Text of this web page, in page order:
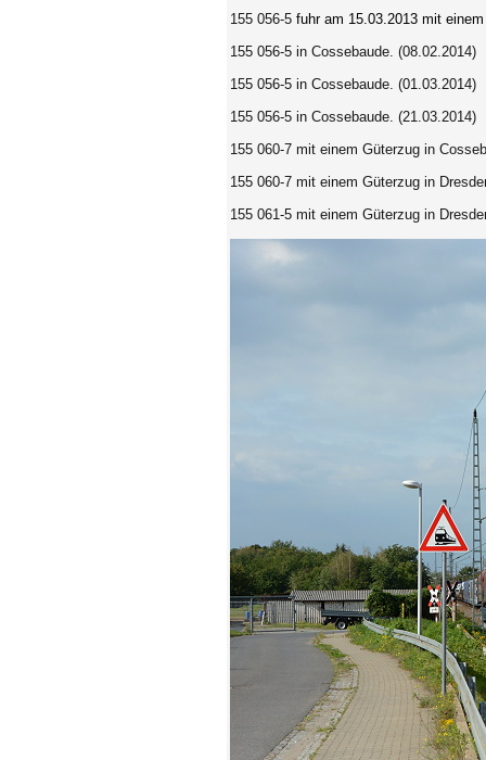
155 056-5 fuhr am 15.03.2013 mit
155 056-5 in Cossebaude. (08.02.2014)
155 056-5 in Cossebaude. (01.03.2014)
155 056-5 in Cossebaude. (21.03.2014)
155 060-7 mit einem Güterzug in
155 060-7 mit einem Güterzug in
155 061-5 mit einem Güterzug in